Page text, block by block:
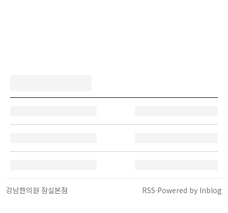
강남한의원 잠실본점 RSS·Powered by Inblog